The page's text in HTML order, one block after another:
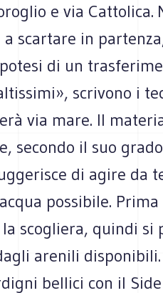
e via Cattolica.
scartare in
di un
scrivono i
via mare. Il
secondo il suo
di agire da
possibile.
scogliera, quindi si
arenili
bellici con il